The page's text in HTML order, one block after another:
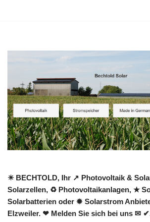
springen
☀ BECHTOLD, Ihr ↗️ Photovoltaik &
Solarzellen, ♻ Photovoltaikanlagen, ★
Solarbatterien oder ✹ Solarstrom
Elzweiler. ❤ Melden Sie sich bei uns ✉